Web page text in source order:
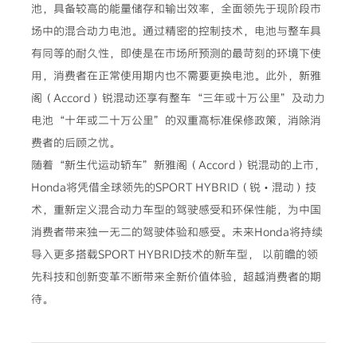
池，具备较高的能量储存和输出效率，全面领先于现阶段市
场中的混合动力电池。通过精密的控制技术，电池与整车具
有同等的耐久性，即使是在市场所预测的最苛刻的环境下使
用，消费者在正常使用期内也不需要更换电池。此外，新雅
阁（Accord）锐混动还享有整车“三年或十万公里”及动力
电池“十年或二十万公里”的双重高标准保修政策，消除消
费者的后顾之忧。
随着“新生代运动轿车”新雅阁（Accord）锐混动的上市，
Honda将凭借全球领先的SPORT HYBRID（锐・混动）技
术，重新定义混合动力车型的驾驶感受和环保性能，为中国
消费者带来独一无二的驾驶体验和感受。未来Honda将持续
导入更多搭载SPORT HYBRID技术的新车型， 以前瞻的领
先科技和创新变革不断带来全新价值体验，超越消费者的期
待。